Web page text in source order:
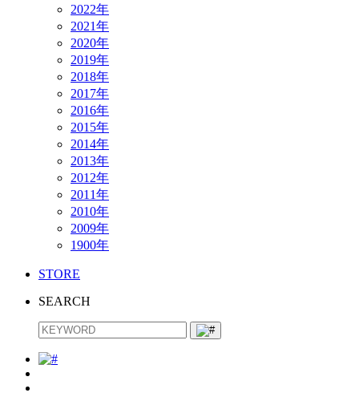
2022年
2021年
2020年
2019年
2018年
2017年
2016年
2015年
2014年
2013年
2012年
2011年
2010年
2009年
1900年
STORE
SEARCH